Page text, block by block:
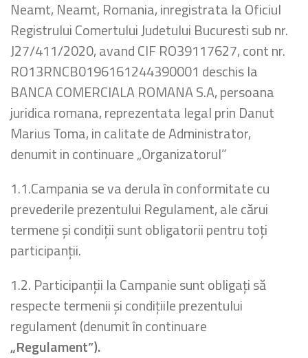
Neamt, Neamt, Romania, inregistrata la Oficiul
Registrului Comertului Judetului Bucuresti sub nr.
J27/411/2020, avand CIF RO39117627, cont nr.
RO13RNCB0196161244390001 deschis la
BANCA COMERCIALA ROMANA S.A, persoana
juridica romana, reprezentata legal prin Danut
Marius Toma, in calitate de Administrator,
denumit in continuare „Organizatorul”
1.1.Campania se va derula în conformitate cu
prevederile prezentului Regulament, ale cărui
termene şi condiţii sunt obligatorii pentru toţi
participanţii.
1.2. Participanţii la Campanie sunt obligaţi să
respecte termenii şi condiţiile prezentului
regulament (denumit în continuare
„Regulament”).